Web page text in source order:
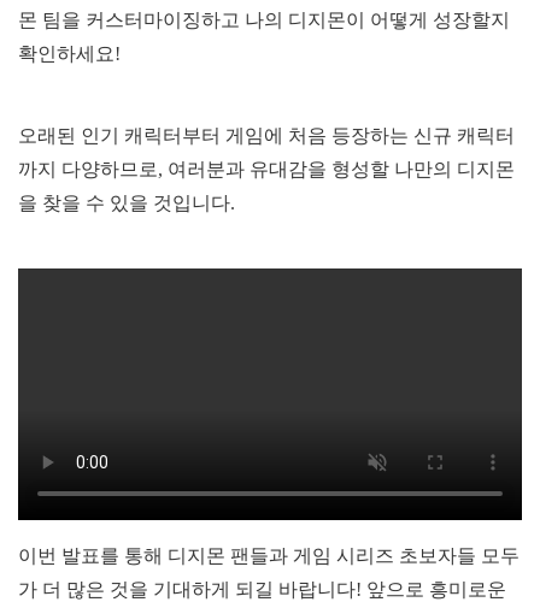
몬 팀을 커스터마이징하고 나의 디지몬이 어떻게 성장할지
확인하세요!
오래된 인기 캐릭터부터 게임에 처음 등장하는 신규 캐릭터
까지 다양하므로, 여러분과 유대감을 형성할 나만의 디지몬
을 찾을 수 있을 것입니다.
이번 발표를 통해 디지몬 팬들과 게임 시리즈 초보자들 모두
가 더 많은 것을 기대하게 되길 바랍니다! 앞으로 흥미로운